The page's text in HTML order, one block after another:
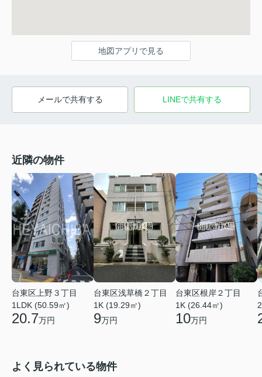
地図アプリで見る
メールで共有する LINEで共有する
近隣の物件
台東区上野３丁目
1LDK (50.59㎡)
20.7万円
台東区浅草橋２丁目
1K (19.29㎡)
9万円
台東区根岸２丁目
1K (26.44㎡)
10万円
よく見られている物件